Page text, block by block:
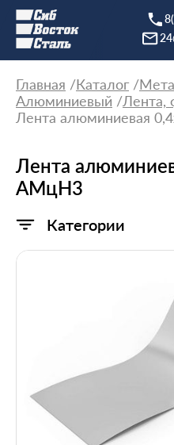
Главная Каталог
Алюминиевый
Лента,
Лента алюминиевая
Лента
АМцН3
Категории